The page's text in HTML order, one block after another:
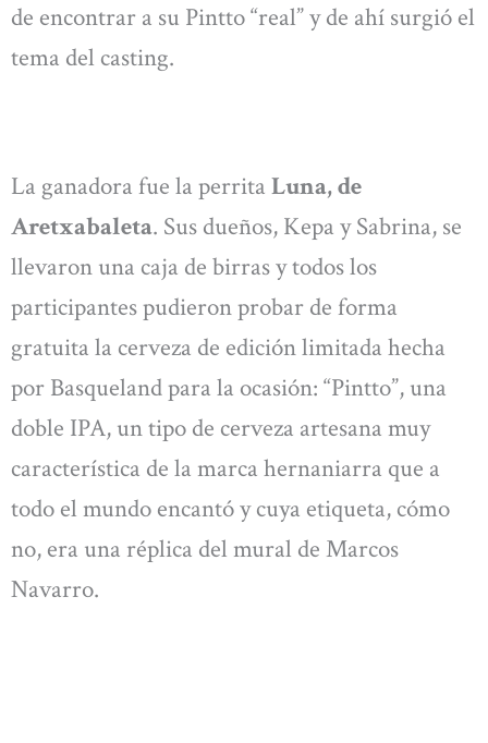
de encontrar a su Pintto “real” y de ahí surgió el
tema del casting.
La ganadora fue la perrita Luna, de
Aretxabaleta. Sus dueños, Kepa y Sabrina, se
llevaron una caja de birras y todos los
participantes pudieron probar de forma
gratuita la cerveza de edición limitada hecha
por Basqueland para la ocasión: “Pintto”, una
doble IPA, un tipo de cerveza artesana muy
característica de la marca hernaniarra que a
todo el mundo encantó y cuya etiqueta, cómo
no, era una réplica del mural de Marcos
Navarro.